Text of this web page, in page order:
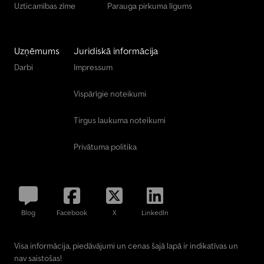
Uzticamības zīme Parauga pirkuma līgums
Uzņēmums
Darbi
Juridiskā informācija
Impressum
Vispārīgie noteikumi
Tirgus laukuma noteikumi
Privātuma politika
Blog Facebook X LinkedIn
Visa informācija, piedāvājumi un cenas šajā lapā ir indikatīvas un
nav saistošas!